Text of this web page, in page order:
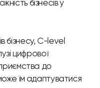
бізнесів у
бізнесу, C-level
цифрової
до
їм адаптуватися